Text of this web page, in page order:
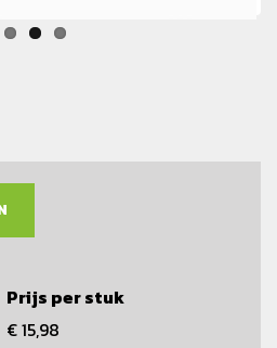
Prijs per stuk
€ 15,98